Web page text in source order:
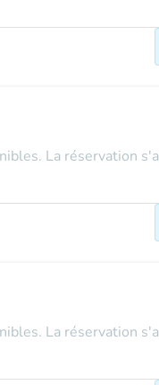
La réservation
La réservation